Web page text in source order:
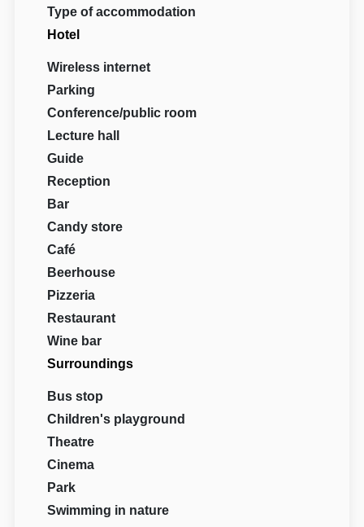
Type of accommodation
Hotel
Wireless internet
Parking
Conference/public room
Lecture hall
Guide
Reception
Bar
Candy store
Café
Beerhouse
Pizzeria
Restaurant
Wine bar
Surroundings
Bus stop
Children's playground
Theatre
Cinema
Park
Swimming in nature